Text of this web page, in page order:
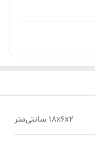
18x6x2 سانتی‌متر